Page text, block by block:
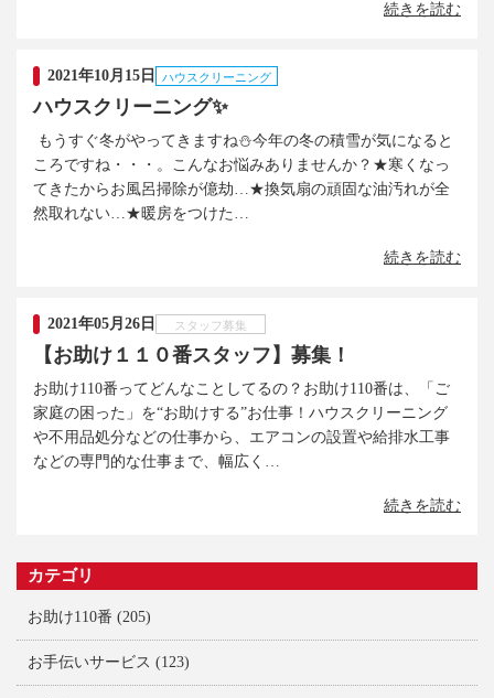
続きを読む
2021年10月15日 ハウスクリーニング
ハウスクリーニング✨
もうすぐ冬がやってきますね⛄今年の冬の積雪が気になると
ころですね・・・。こんなお悩みありませんか？★寒くなっ
てきたからお風呂掃除が億劫…★換気扇の頑固な油汚れが全
然取れない…★暖房をつけた…
続きを読む
2021年05月26日 スタッフ募集
【お助け１１０番スタッフ】募集！
お助け110番ってどんなことしてるの？お助け110番は、「ご
家庭の困った」を“お助けする”お仕事！ハウスクリーニング
や不用品処分などの仕事から、エアコンの設置や給排水工事
などの専門的な仕事まで、幅広く…
続きを読む
カテゴリ
お助け110番 (205)
お手伝いサービス (123)